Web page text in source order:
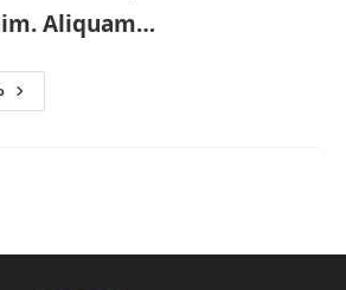
Aliquam…
New
Post